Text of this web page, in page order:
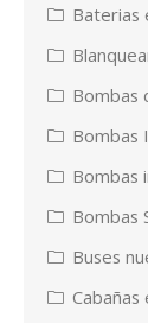
Baterias
Bombas
Bombas
Bombas
Bombas
Buses
Cabañas